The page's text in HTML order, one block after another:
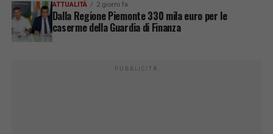
ATTUALITÀ 2 giorni fa
Dalla Regione Piemonte 330 mila euro per le
caserme della Guardia di Finanza
PUBBLICITÀ